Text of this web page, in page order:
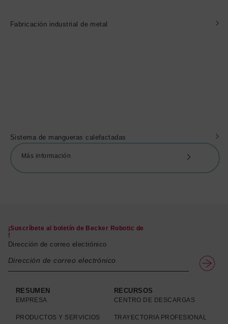
Fabricación industrial de metal
Sistema de mangueras calefactadas
Más información
¡Suscríbete al boletín de Becker Robotic de
!
Dirección de correo electrónico
RESUMEN
EMPRESA
PRODUCTOS Y SERVICIOS
RECURSOS
CENTRO DE DESCARGAS
TRAYECTORIA PROFESIONAL